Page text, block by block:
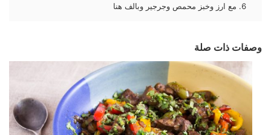
مع ارز وخبز محمص وجرجير وبالف هنا
وصفات ذات صلة